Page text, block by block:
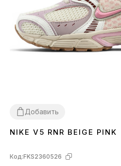
Добавить
3637 383940 41
NIKE V5 RNR BEIGE PINK
Код:FKS2360526